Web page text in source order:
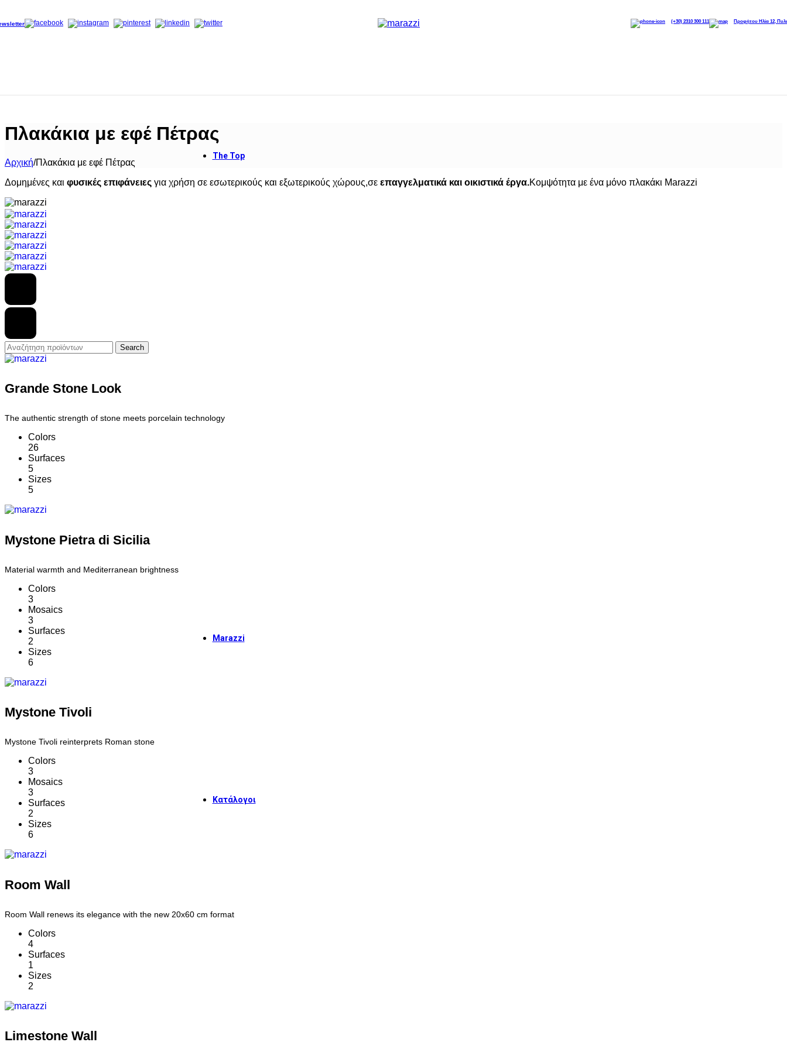
(+30) 2310 300 111 Προφήτου Ηλία 12,
Grand Carpet
Διαδικασίες χειρισμού, εγκατάστασης και διαμόρφωσης
The Top
Discover The Top
Marazzi
Κατάλογοι
Πλακάκια με εφέ Πέτρας
Αρχική/Πλακάκια με εφέ Πέτρας
Δομημένες και φυσικές επιφάνειες για χρήση σε εσωτερικούς και εξωτερικούς χώρους,σε επαγγελματικά και οικιστικά έργα.Κομψότητα με ένα μόνο πλακάκι Marazzi
Search
Grande Stone Look
The authentic strength of stone meets porcelain technology
Colors
26
Surfaces
5
Sizes
5
Mystone Pietra di Sicilia
Material warmth and Mediterranean brightness
Colors
3
Mosaics
3
Surfaces
2
Sizes
6
Mystone Tivoli
Mystone Tivoli reinterprets Roman stone
Colors
3
Mosaics
3
Surfaces
2
Sizes
6
Room Wall
Room Wall renews its elegance with the new 20x60 cm format
Colors
4
Surfaces
1
Sizes
2
Limestone Wall